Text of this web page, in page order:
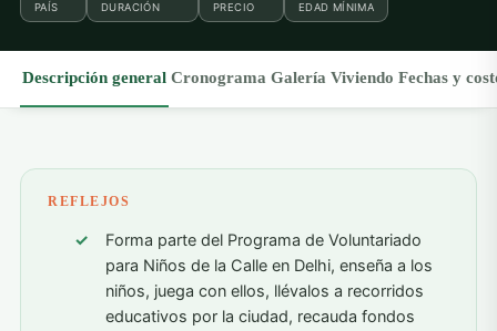
PAÍS DURACIÓN PRECIO EDAD MÍNIMA
Descripción general Cronograma Galería Viviendo Fechas y
REFLEJOS
Forma parte del Programa de Voluntariado
para Niños de la Calle en Delhi, enseña a los
niños, juega con ellos, llévalos a recorridos
educativos por la ciudad, recauda fondos